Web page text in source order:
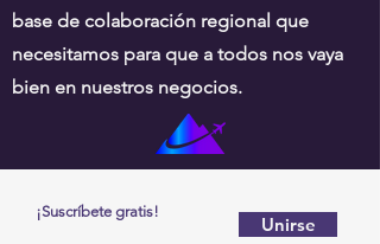
base de colaboración regional que
necesitamos para que a todos nos vaya
bien en nuestros negocios.
¡Suscríbete gratis!
Unirse